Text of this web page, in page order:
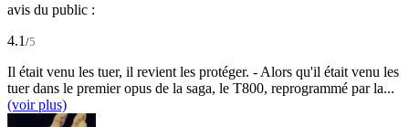
avis du public :
4.1 /5
Il était venu les tuer, il revient les protéger. - Alors qu'il était venu les
tuer dans le premier opus de la saga, le T800, reprogrammé par la...
(voir plus)